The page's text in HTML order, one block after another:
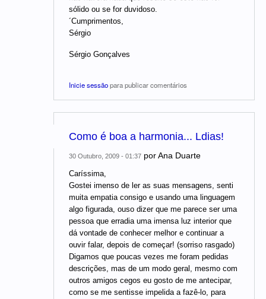
sólido ou se for duvidoso.
´Cumprimentos,
Sérgio
Sérgio Gonçalves
Inicie sessãopara publicar comentários
Como é boa a harmonia... Ldias!
30 Outubro, 2009 - 01:37 porAna Duarte
Caríssima,
Gostei imenso de ler as suas mensagens, senti
muita empatia consigo e usando uma linguagem
algo figurada, ouso dizer que me parece ser uma
pessoa que erradia uma imensa luz interior que
dá vontade de conhecer melhor e continuar a
ouvir falar, depois de começar! (sorriso rasgado)
Digamos que poucas vezes me foram pedidas
descrições, mas de um modo geral, mesmo com
outros amigos cegos eu gosto de me antecipar,
como se me sentisse impelida a fazê-lo, para